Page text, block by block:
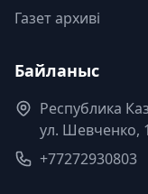
Газет архиві
Байланыс
Республика
ул. Шевченко,
+77272930803